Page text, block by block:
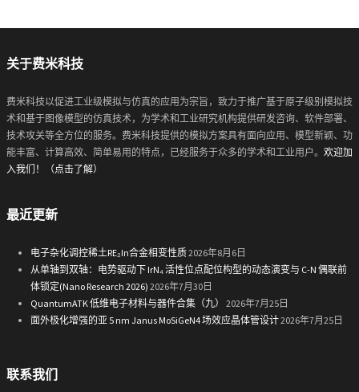
关于费米科技
费米科技以促进工业级模拟与仿真的应用为宗旨，致力于推广基于原子级别模拟技
术和基于图像模型的仿真技术，为学术和工业研究机构提供研发咨询、软件部署、
技术攻关等全方位的服务。费米科技提供的模拟方案具有面向应用、模型新颖、功
能丰富、计算高效、简单易用的特点，已经服务于众多的学术和工业用户。 欢迎加
入我们！（点击了解）
最近更新
电子杂化调控稀土RE₂In合金相变性质2026年8月6日
从单轴到双轴：电势驱动下 IrN₄ 活性位点配位构型的动态演变与 C-N 偶联前
体锁定(Nano Research 2026) 2026年7月30日
QuantumATK 低维电子材料与器件合集（九）
2026年7月25日
面外极化增强的亚 5 nm Janus MoSiGeN4 场效应晶体管设计2026年7月25日
联系我们